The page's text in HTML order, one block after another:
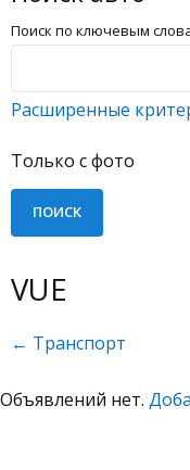
Поиск по ключевым
Расширенные
Только с фото
VUE
← Транспорт
Объявлений нет.